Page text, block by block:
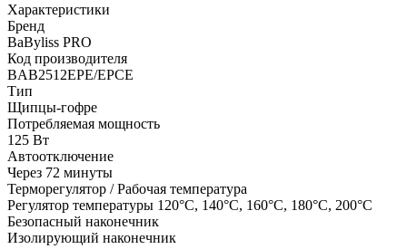
Характеристики
Бренд
BaByliss PRO
Код производителя
BAB2512EPE/EPCE
Тип
Щипцы-гофре
Потребляемая мощность
125 Вт
Автоотключение
Через 72 минуты
Терморегулятор / Рабочая температура
Регулятор температуры 120°С, 140°С, 160°С, 180°С, 200°С
Безопасный наконечник
Изолирующий наконечник